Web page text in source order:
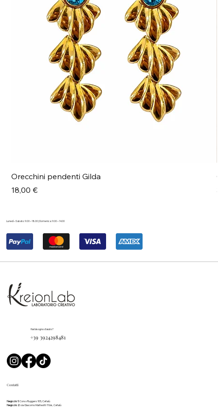
Orecchini pendenti Gilda
Prezzo
18,00 €
Contatti
Negozio 1:Corso Ruggero 105, Cefalù
Negozio 2:via Giacomo Matteotti 11 bis, Cefalù
Hai bisogno d'aiuto?
+39 3924298481
Lunedì – Sabato: 9.00 – 18.00 | Domenica: 9.00 – 14.00